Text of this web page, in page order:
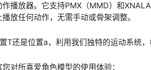
播放器。它支持PMX（MMD）和
放任何动作，无需手动或骨架调整。
T还是位置a，利用我们独特的运动系统
对所喜爱角色模型的使用体验：